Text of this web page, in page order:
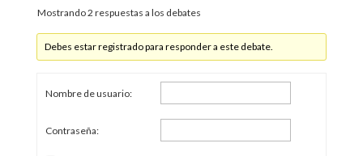
Mostrando 2 respuestas a los debates
Debes estar registrado para responder a este debate.
Nombre de usuario:
Contraseña: